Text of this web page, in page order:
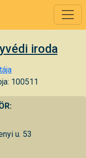
iroda
100511
u. 53